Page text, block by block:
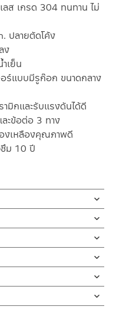
ส เกรด 304 ทนทาน ไม่
ปลายตัดโค้ง
ง
เย็น
ร์แบบมีรูก๊อก ขนาดกลาง
มิกและรับแรงดันได้ดี
ะข้อต่อ 3 ทาง
งเหลืองคุณภาพดี
ซึม 10 ปี
าน สำหรับติดตั้งใช้งานกับ
น ไม่เป็นสนิม ดีไซน์ก๊อก
cm.
นลง ปัดซ้ายน้ำร้อน ปัดขวา
นได้ดี
ก๊อก ขนาดกลาง – ใหญ่ มา
ป็นสนิม
น
ดี
ก
านหรือน้ำสบู่อ่อนๆ แล้วล้าง
อาดหรือซับให้แห้งด้วย